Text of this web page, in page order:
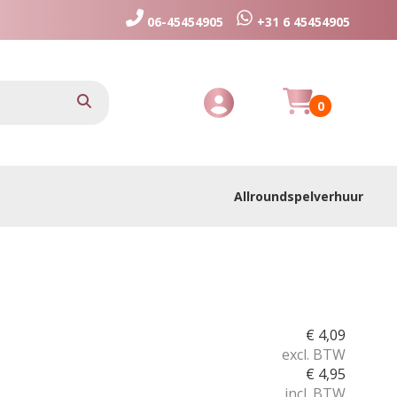
06-45454905 +31 6 45454905
zoeken
Toggle Account dropdown
Huurmandje
0
Allroundspelverhuur
€ 4,09
excl. BTW
€ 4,95